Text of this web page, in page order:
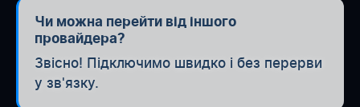
Чи можна перейти від іншого
провайдера?
Звісно! Підключимо швидко і без перерви
у зв'язку.